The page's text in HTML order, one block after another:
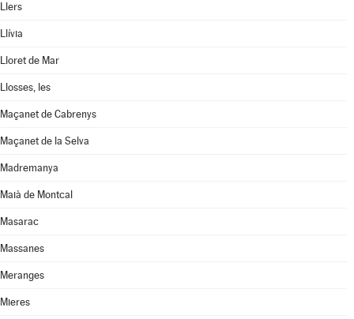
Llers
Llívia
Lloret de Mar
Llosses, les
Maçanet de Cabrenys
Maçanet de la Selva
Madremanya
Maià de Montcal
Masarac
Massanes
Meranges
Mieres